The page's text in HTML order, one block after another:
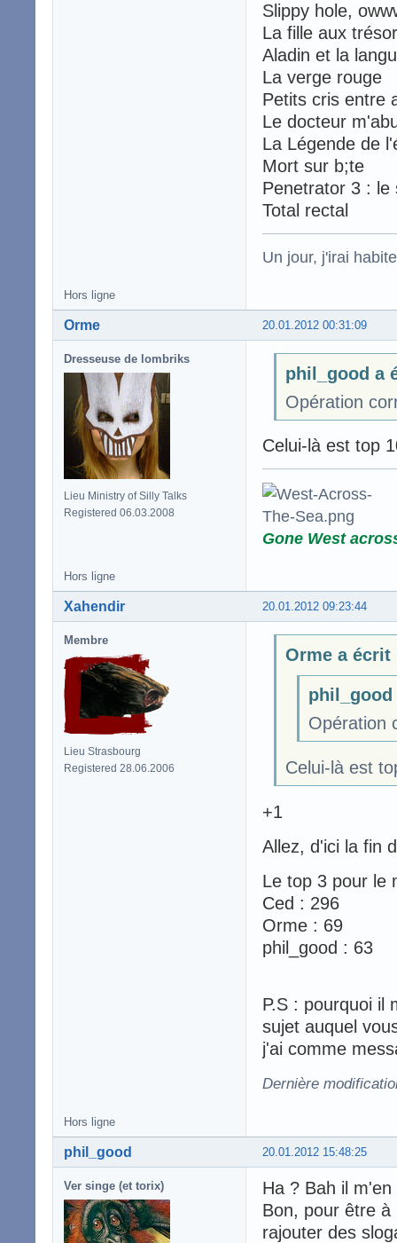
Slippy hole,
La fille aux
Aladin et la
La verge rouge
Petits cris entre
Le docteur
La Légende de
Mort sur b;te
Penetrator 3 : le
Total rectal
Un jour, j'irai
Hors ligne
20.01.2012 00:31:09
Orme
Dresseuse de lombriks
Lieu Ministry of Silly Talks
Registered 06.03.2008
phil_good a
Opération
Celui-là est top
Gone West
Hors ligne
20.01.2012 09:23:44
Xahendir
Membre
Lieu Strasbourg
Registered 28.06.2006
Orme a écrit
Opération
Celui-là est
+1
Allez, d'ici la fin
Le top 3 pour le
Ced : 296
Orme : 69
phil_good : 63
P.S : pourquoi il
sujet auquel
j'ai comme
Dernière
Hors ligne
20.01.2012 15:48:25
phil_good
Ver singe (et torix)
Ha ? Bah il
Bon, pour être
rajouter des